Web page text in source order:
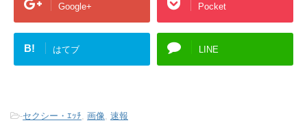
Google+ Pocket
B! はてブ LINE
-セクシー・ｴｯﾁ, 画像, 速報